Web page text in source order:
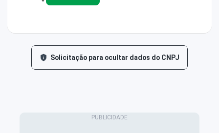
Solicitação para ocultar dados do CNPJ